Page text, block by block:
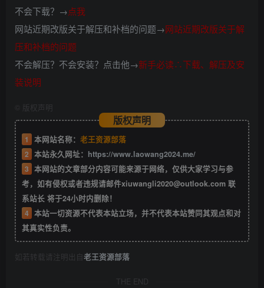
不会下载？→点我
网站近期改版关于解压和补档的问题→网站近期改版关于解
压和补档的问题
不会解压？不会安装？点击他→新手必读∴下载、解压及安
装说明
版权声明
版权声明
1 本网站名称： 老王资源部落
2 本站永久网址： https://www.laowang2024.me/
3 本网站的文章部分内容可能来源于网络，仅供大家学习与参
考，如有侵权或者违规请邮件xiuwangli2020@outlook.com 联
系站长 将于24小时内删除！
4 本站一切资源不代表本站立场，并不代表本站赞同其观点和对
其真实性负责。
如若转载请注明出自老王资源部落
THE END